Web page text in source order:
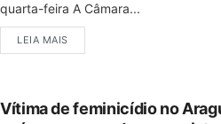
quarta-feira A Câmara...
LEIA MAIS
Vítima de feminicídio no